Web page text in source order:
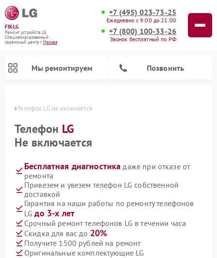
FIX-LG
Ремонт устройств LG
Специализированный
cервисный центр г.Москва
+7 (495) 023-73-25
Ежедневно с 9:00 до 21:00
+7 (800) 100-33-26
Звонок бесплатный по РФ
Мы ремонтируем Позвонить
Телефон LG не включается
Телефон LG
Не включается
Бесплатная диагностика даже при отказе от
ремонта
Привезем и увезем телефон LG собственной
доставкой
Гарантия на наши работы по ремонту телефонов
LGдо 3-х лет
Срочный ремонт телефонов LG в течении часа
Скидка для вас до 20%
Получите 1500 рублей на ремонт
Оригинальные комплектующие LG